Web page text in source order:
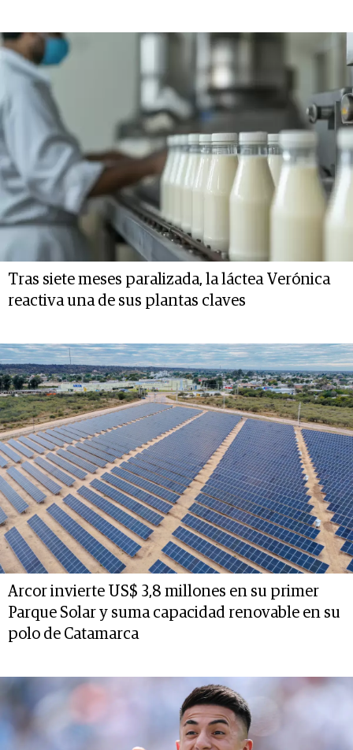
Tras siete meses paralizada, la láctea Verónica
reactiva una de sus plantas claves
Arcor invierte US$ 3,8 millones en su primer
Parque Solar y suma capacidad renovable en su
polo de Catamarca